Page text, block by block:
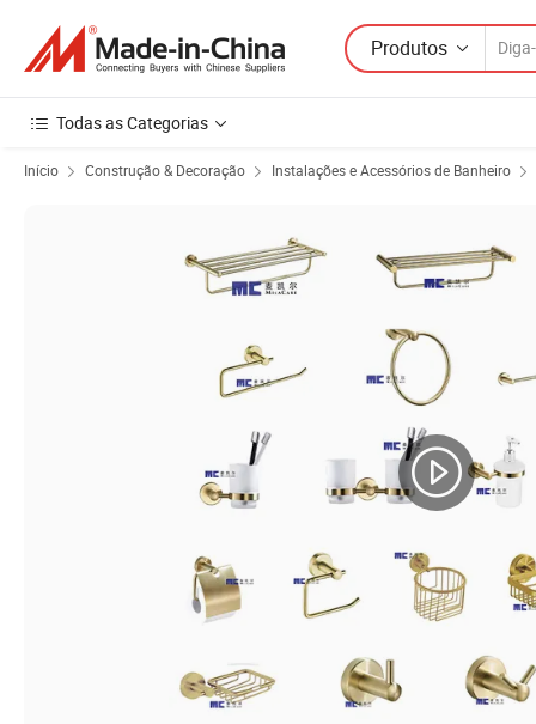
Produtos
Todas as Categorias
Início Construção & Decoração Instalações e Acessórios de Banheiro